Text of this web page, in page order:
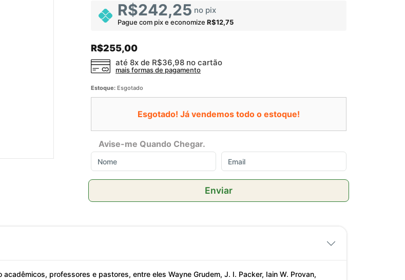
R$242,25 no pix
Pague com pix e economize R$12,75
R$255,00
até 8x de R$36,98 no cartão
mais formas de pagamento
Estoque: Esgotado
Esgotado! Já vendemos todo o estoque!
Avise-me Quando Chegar.
Enviar
professores e pastores, entre eles Wayne Grudem, J. I. Packer, Iain W. Provan,